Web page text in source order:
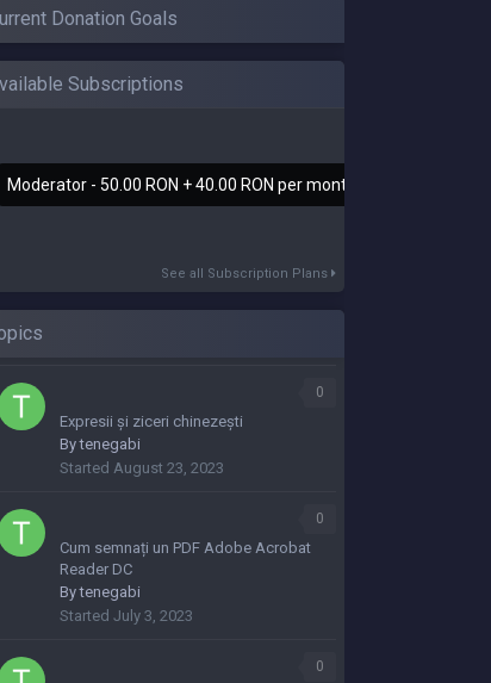
Donation Goals
Subscriptions
Moderator - 50.00 RON + 40.00 RON per month
See all Subscription Plans
0
Expresii și ziceri chinezești
Bytenegabi
Started August 23, 2023
0
Cum semnați un PDF Adobe Acrobat
Reader DC
Bytenegabi
Started July 3, 2023
0